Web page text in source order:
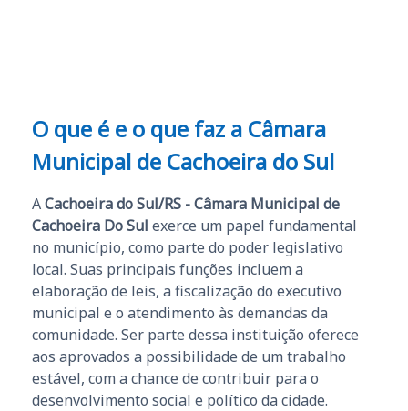
O que é e o que faz a Câmara
Municipal de Cachoeira do Sul
ACachoeira do Sul/RS - Câmara Municipal de
Cachoeira Do Sul exerce um papel fundamental
no município, como parte do poder legislativo
local. Suas principais funções incluem a
elaboração de leis, a fiscalização do executivo
municipal e o atendimento às demandas da
comunidade. Ser parte dessa instituição oferece
aos aprovados a possibilidade de um trabalho
estável, com a chance de contribuir para o
desenvolvimento social e político da cidade.